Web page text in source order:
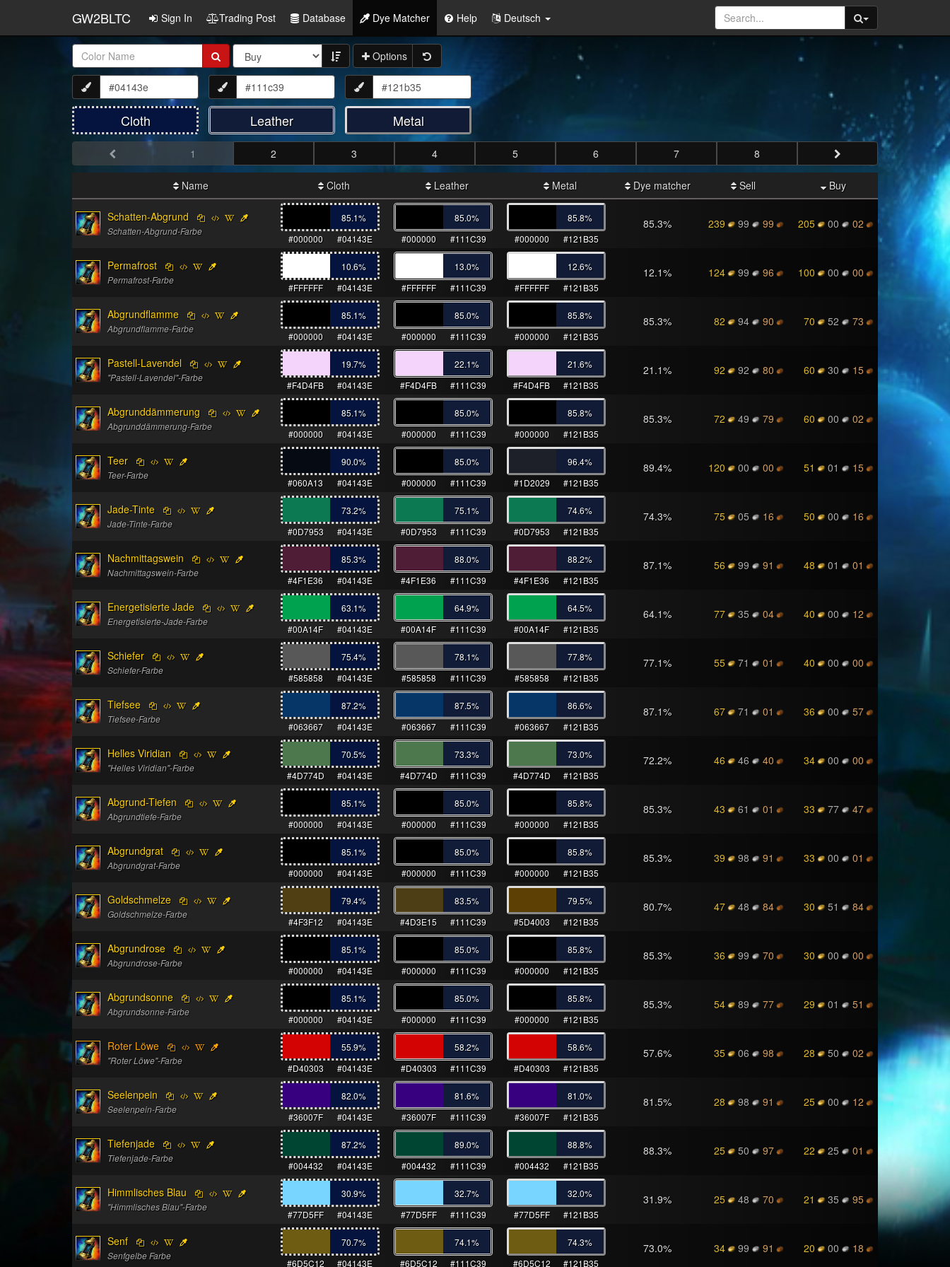
GW2BLTC Sign In Trading Post Database Dye Matcher Help Deutsch
Item
Name:
Options
Cloth Leather Metal
1 2 3 4 5 6 7 8
Name Cloth Leather Metal Dye matcher Sell Buy
Schatten-Abgrund
Schatten-Abgrund-Farbe
85.1%
#000000
#04143E
85.0%
#000000
#111C39
85.8%
#000000
#121B35
85.3% 239 99 99 205 00 02
Permafrost
Permafrost-Farbe
10.6%
#FFFFFF
#04143E
13.0%
#FFFFFF
#111C39
12.6%
#FFFFFF
#121B35
12.1% 124 99 96 100 00 00
Abgrundflamme
Abgrundflamme-Farbe
85.1%
#000000
#04143E
85.0%
#000000
#111C39
85.8%
#000000
#121B35
85.3% 82 94 90 70 52 73
Pastell-Lavendel
"Pastell-Lavendel"-Farbe
19.7%
#F4D4FB
#04143E
22.1%
#F4D4FB
#111C39
21.6%
#F4D4FB
#121B35
21.1% 92 92 80 60 30 15
Abgrunddämmerung
Abgrunddämmerung-Farbe
85.1%
#000000
#04143E
85.0%
#000000
#111C39
85.8%
#000000
#121B35
85.3% 72 49 79 60 00 02
Teer
Teer-Farbe
90.0%
#060A13
#04143E
85.0%
#000000
#111C39
96.4%
#1D2029
#121B35
89.4% 120 00 00 51 01 15
Jade-Tinte
Jade-Tinte-Farbe
73.2%
#0D7953
#04143E
75.1%
#0D7953
#111C39
74.6%
#0D7953
#121B35
74.3% 75 05 16 50 00 16
Nachmittagswein
Nachmittagswein-Farbe
85.3%
#4F1E36
#04143E
88.0%
#4F1E36
#111C39
88.2%
#4F1E36
#121B35
87.1% 56 99 91 48 01 01
Energetisierte Jade
Energetisierte-Jade-Farbe
63.1%
#00A14F
#04143E
64.9%
#00A14F
#111C39
64.5%
#00A14F
#121B35
64.1% 77 35 04 40 00 12
Schiefer
Schiefer-Farbe
75.4%
#585858
#04143E
78.1%
#585858
#111C39
77.8%
#585858
#121B35
77.1% 55 71 01 40 00 00
Tiefsee
Tiefsee-Farbe
87.2%
#063667
#04143E
87.5%
#063667
#111C39
86.6%
#063667
#121B35
87.1% 67 71 01 36 00 57
Helles Viridian
"Helles Viridian"-Farbe
70.5%
#4D774D
#04143E
73.3%
#4D774D
#111C39
73.0%
#4D774D
#121B35
72.2% 46 46 40 34 00 00
Abgrund-Tiefen
Abgrundtiefe-Farbe
85.1%
#000000
#04143E
85.0%
#000000
#111C39
85.8%
#000000
#121B35
85.3% 43 61 01 33 77 47
Abgrundgrat
Abgrundgrat-Farbe
85.1%
#000000
#04143E
85.0%
#000000
#111C39
85.8%
#000000
#121B35
85.3% 39 98 91 33 00 01
Goldschmelze
Goldschmelze-Farbe
79.4%
#4F3F12
#04143E
83.5%
#4D3E15
#111C39
79.5%
#5D4003
#121B35
80.7% 47 48 84 30 51 84
Abgrundrose
Abgrundrose-Farbe
85.1%
#000000
#04143E
85.0%
#000000
#111C39
85.8%
#000000
#121B35
85.3% 36 99 70 30 00 00
Abgrundsonne
Abgrundsonne-Farbe
85.1%
#000000
#04143E
85.0%
#000000
#111C39
85.8%
#000000
#121B35
85.3% 54 89 77 29 01 51
Roter Löwe
"Roter Löwe"-Farbe
55.9%
#D40303
#04143E
58.2%
#D40303
#111C39
58.6%
#D40303
#121B35
57.6% 35 06 98 28 50 02
Seelenpein
Seelenpein-Farbe
82.0%
#36007F
#04143E
81.6%
#36007F
#111C39
81.0%
#36007F
#121B35
81.5% 28 98 91 25 00 12
Tiefenjade
Tiefenjade-Farbe
87.2%
#004432
#04143E
89.0%
#004432
#111C39
88.8%
#004432
#121B35
88.3% 25 50 97 22 25 01
Himmlisches Blau
"Himmlisches Blau"-Farbe
30.9%
#77D5FF
#04143E
32.7%
#77D5FF
#111C39
32.0%
#77D5FF
#121B35
31.9% 25 48 70 21 35 95
Senf
Senfgelbe Farbe
70.7%
#6D5C12
#04143E
74.1%
#6D5C12
#111C39
74.3%
#6D5C12
#121B35
73.0% 34 99 91 20 00 18